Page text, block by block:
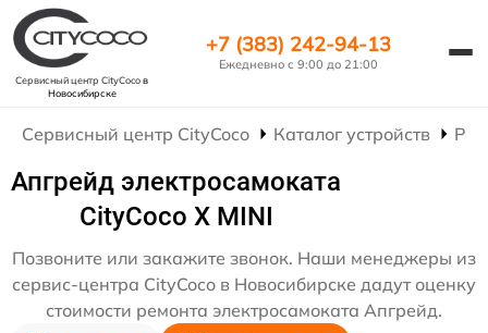
Сервисный центр CityCocoв
Новосибирске
+7 (383) 242-94-13
Ежедневно с 9:00 до 21:00
Сервисный центр CityCoco Каталог устройств
Апгрейд электросамоката
CityCoco X MINI
Позвоните или закажите звонок. Наши менеджеры из
сервис-центра CityCoco в Новосибирске дадут оценку
стоимости ремонта электросамоката Апгрейд.